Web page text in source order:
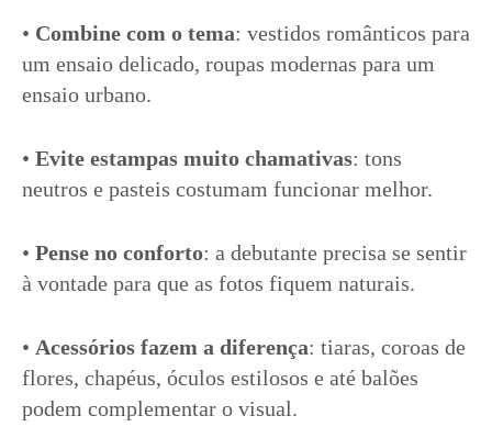
• Combine com o tema: vestidos românticos para
um ensaio delicado, roupas modernas para um
ensaio urbano.
• Evite estampas muito chamativas: tons
neutros e pasteis costumam funcionar melhor.
• Pense no conforto: a debutante precisa se sentir
à vontade para que as fotos fiquem naturais.
• Acessórios fazem a diferença: tiaras, coroas de
flores, chapéus, óculos estilosos e até balões
podem complementar o visual.